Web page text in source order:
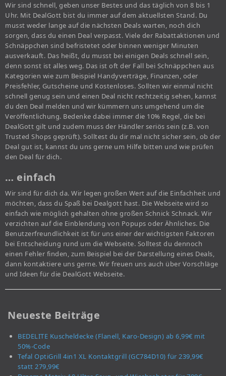
Wir sind schnell, geben unser Bestes und das täglich von 8 bis 1
Uhr. Mit DealGott bist du immer auf dem aktuellsten Stand. Du
musst weder lange auf die nächsten Deals warten, noch dich
sorgen, dass du einen Deal verpasst. Viele der Rabattaktionen und
Schnäppchen sind befristetet oder binnen weniger Minuten
ausverkauft. Das heißt, du musst bei einigen Deals schnell sein,
denn sonst ist alles weg. Das ist oft der Fall bei Schnäppchen aus
Kategorien wie zum Beispiel Handyverträge, Finanzen, oder
Preisfehler, Gutscheine und Kostenloses. Sollten wir einmal nicht
schnell genug sein und einen Deal nicht rechtzeitig sehen, kannst
du den Deal melden und wir kümmern uns umgehend um die
Veröffentlichung. Bedenke dabei immer die 10% Regel, die bei
DealGott gilt und zudem muss der Händler seriös sein (z.B. von
Trusted Shops geprüft). Solltest du dir mal nicht sicher sein, ob der
Deal gut ist, kannst du uns gerne um Hilfe bitten und wie prüfen
den Deal für dich.
… einfach
Wir sind für dich da. Wir legen großen Wert auf die Einfachheit und
möchten, dass du Spaß bei Dealgott hast. Die Webseite wird so
einfach wie möglich gehalten ohne großen Schnick Schnack. Wir
verzichten auf die Einblendung von Popups oder Ähnliches. Die
Benutzerfreundlichkeit ist für uns einer der wichtigsten Faktoren
bei Entscheidung rund um die Webseite. Solltest du dennoch
einen Fehler finden, zum Beispiel bei der Darstellung eines Deals,
dann kontaktiere uns gerne. Wir freuen uns auch über Vorschläge
und Ideen für die DealGott Webseite.
Neueste Beiträge
BEDELITE Kuscheldecke (Flanell, Karo-Design) ab 6,99€ mit
50%-Code
Tefal OptiGrill 4in1 XL Kontaktgrill (GC784D10) für 239,99€
statt 279,99€